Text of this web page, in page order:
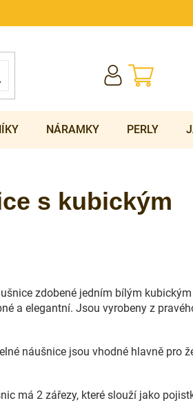
NÁKUPNÍ
KOŠÍK
NÁRAMKY PERLY
zdobené jedním bílým kubickým
a elegantní. Jsou vyrobeny z
náušnice jsou vhodné hlavně pro
má 2 zářezy, které slouží jako
s kubickým